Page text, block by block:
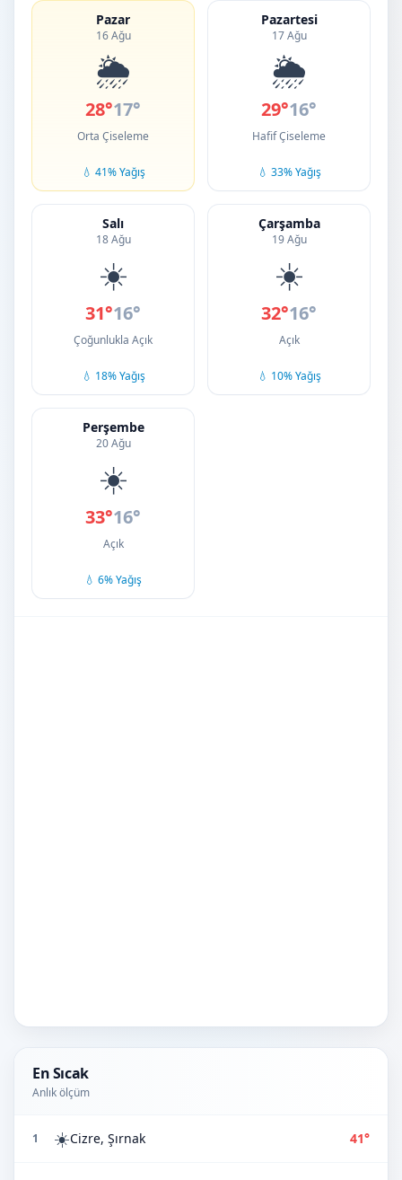
Pazar
16 Ağu
🌦️
28°17°
Orta Çiseleme
💧 41% Yağış
Pazartesi
17 Ağu
🌦️
29°16°
Hafif Çiseleme
💧 33% Yağış
Salı
18 Ağu
☀️
31°16°
Çoğunlukla Açık
💧 18% Yağış
Çarşamba
19 Ağu
☀️
32°16°
Açık
💧 10% Yağış
Perşembe
20 Ağu
☀️
33°16°
Açık
💧 6% Yağış
En Sıcak
Anlık ölçüm
1 ☀️Cizre, Şırnak 41°